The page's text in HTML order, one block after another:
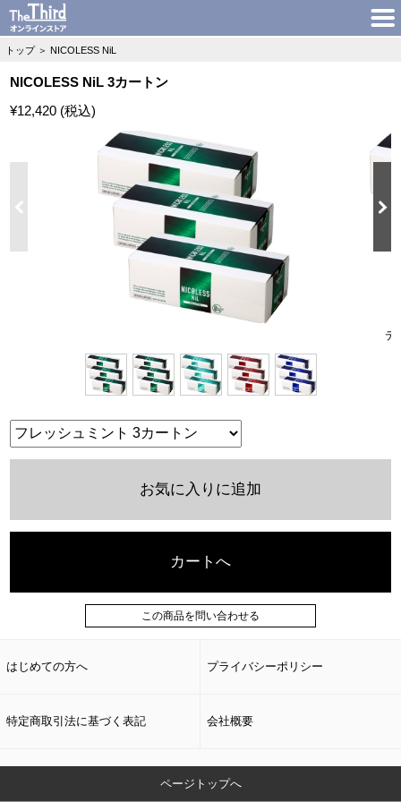
トップ ＞ NICOLESS NiL
NICOLESS NiL 3カートン
¥12,420 (税込)
デ
お気に入りに追加
カートへ
この商品を問い合わせる
はじめての方へ プライバシーポリシー
特定商取引法に基づく表記 会社概要
ページトップへ